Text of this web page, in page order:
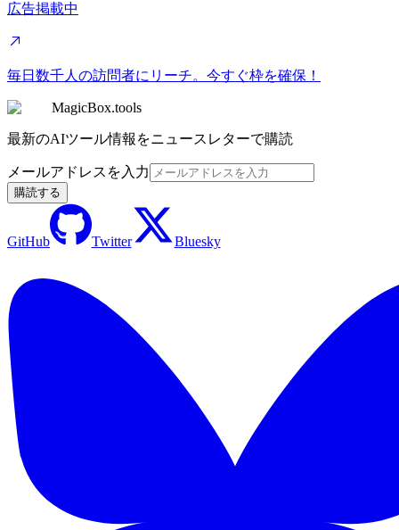
広告掲載中
毎日数千人の訪問者にリーチ。今すぐ枠を確保！
MagicBox.tools
最新のAIツール情報をニュースレターで購読
メールアドレスを入力
購読する
GitHub Twitter Bluesky